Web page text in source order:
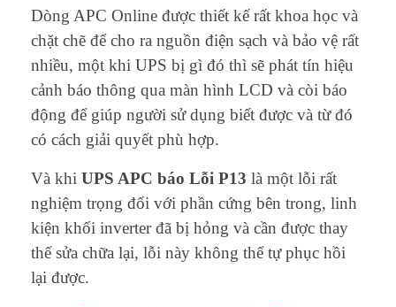
Dòng APC Online được thiết kế rất khoa học và
chặt chẽ để cho ra nguồn điện sạch và bảo vệ rất
nhiều, một khi UPS bị gì đó thì sẽ phát tín hiệu
cảnh báo thông qua màn hình LCD và còi báo
động để giúp người sử dụng biết được và từ đó
có cách giải quyết phù hợp.
Và khi UPS APC báo Lỗi P13 là một lỗi rất
nghiệm trọng đối với phần cứng bên trong, linh
kiện khối inverter đã bị hỏng và cần được thay
thế sửa chữa lại, lỗi này không thể tự phục hồi
lại được.